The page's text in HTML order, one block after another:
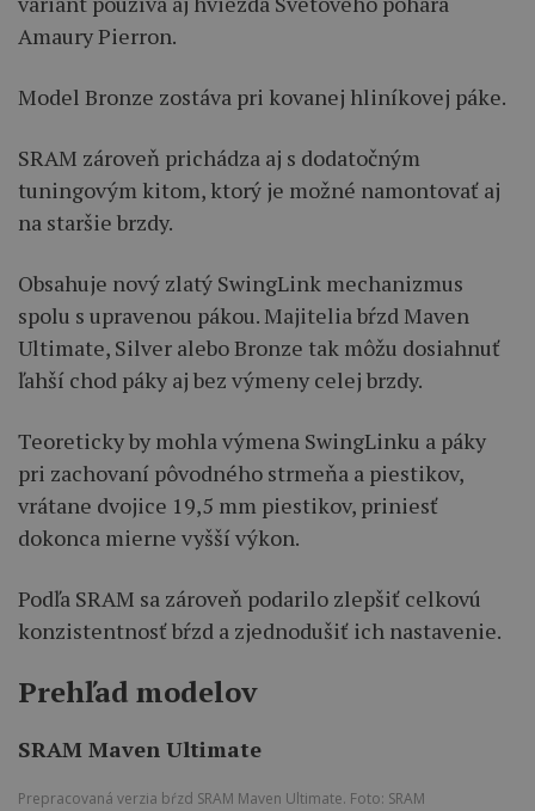
Amaury Pierron.
Model Bronze zostáva pri kovanej hliníkovej páke.
SRAM zároveň prichádza aj s dodatočným
tuningovým kitom, ktorý je možné namontovať aj
na staršie brzdy.
Obsahuje nový zlatý SwingLink mechanizmus
spolu s upravenou pákou. Majitelia bŕzd Maven
Ultimate, Silver alebo Bronze tak môžu dosiahnuť
ľahší chod páky aj bez výmeny celej brzdy.
Teoreticky by mohla výmena SwingLinku a páky
pri zachovaní pôvodného strmeňa a piestikov,
vrátane dvojice 19,5 mm piestikov, priniesť
dokonca mierne vyšší výkon.
Podľa SRAM sa zároveň podarilo zlepšiť celkovú
konzistentnosť bŕzd a zjednodušiť ich nastavenie.
Prehľad modelov
SRAM Maven Ultimate
Prepracovaná verzia bŕzd SRAM Maven Ultimate. Foto: SRAM